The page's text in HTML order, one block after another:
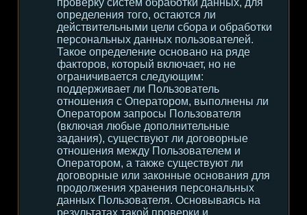
проверку систем обработки данных, для
определения того, остаются ли
действительными цели сбора и обработки
персональных данных пользователей.
Такое определение основано на ряде
факторов, который включает, но не
ограничивается следующим:
поддерживает ли Пользователь
отношения с Оператором, выполнены ли
Оператором запросы Пользователя
(включая любые дополнительные
задания), существуют ли договорные
отношения между Пользователем и
Оператором, а также существуют ли
договорные или законные основания для
продолжения хранения персональных
данных Пользователя. Основываясь на
результатах такой проверки и